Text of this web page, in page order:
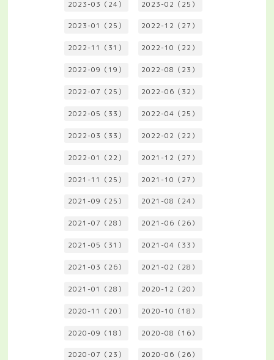
2023-03（24） 2023-02（25）
2023-01（25） 2022-12（27）
2022-11（31） 2022-10（22）
2022-09（19） 2022-08（23）
2022-07（25） 2022-06（32）
2022-05（33） 2022-04（25）
2022-03（33） 2022-02（22）
2022-01（22） 2021-12（27）
2021-11（25） 2021-10（27）
2021-09（25） 2021-08（24）
2021-07（28） 2021-06（26）
2021-05（31） 2021-04（33）
2021-03（26） 2021-02（28）
2021-01（28） 2020-12（20）
2020-11（20） 2020-10（18）
2020-09（18） 2020-08（16）
2020-07（23） 2020-06（26）